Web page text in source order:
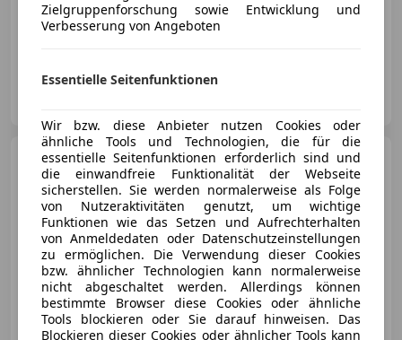
89 500 km
Autosalon König GmbH
Mercedes-Benz GLE 350
GLE 350 d 4Matic AMG-Line
€ 54 990
Zielgruppenforschung sowie Entwicklung und
Verbesserung von Angeboten
Essentielle Seitenfunktionen
Wir bzw. diese Anbieter nutzen Cookies oder
ähnliche Tools und Technologien, die für die
essentielle Seitenfunktionen erforderlich sind und
die einwandfreie Funktionalität der Webseite
sicherstellen. Sie werden normalerweise als Folge
von Nutzeraktivitäten genutzt, um wichtige
Funktionen wie das Setzen und Aufrechterhalten
von Anmeldedaten oder Datenschutzeinstellungen
zu ermöglichen. Die Verwendung dieser Cookies
bzw. ähnlicher Technologien kann normalerweise
nicht abgeschaltet werden. Allerdings können
bestimmte Browser diese Cookies oder ähnliche
Tools blockieren oder Sie darauf hinweisen. Das
Blockieren dieser Cookies oder ähnlicher Tools kann